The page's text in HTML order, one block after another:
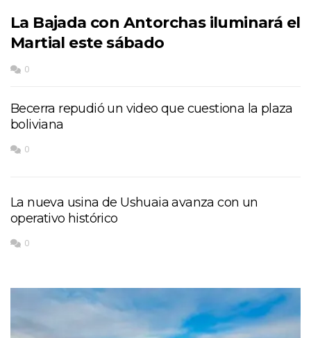
La Bajada con Antorchas iluminará el
Martial este sábado
0
Becerra repudió un video que cuestiona la plaza
boliviana
0
La nueva usina de Ushuaia avanza con un
operativo histórico
0